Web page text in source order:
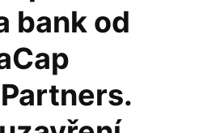
bank od